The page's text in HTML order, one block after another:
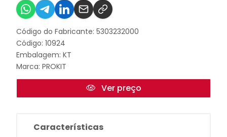
Código do Fabricante: 5303232000
Código: 10924
Embalagem: KT
Marca: PROKIT
Ver preço
Características